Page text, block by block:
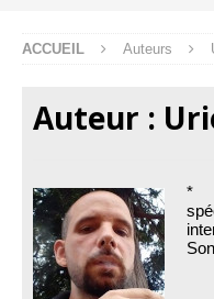
ACCUEIL Auteurs
Auteur :
*